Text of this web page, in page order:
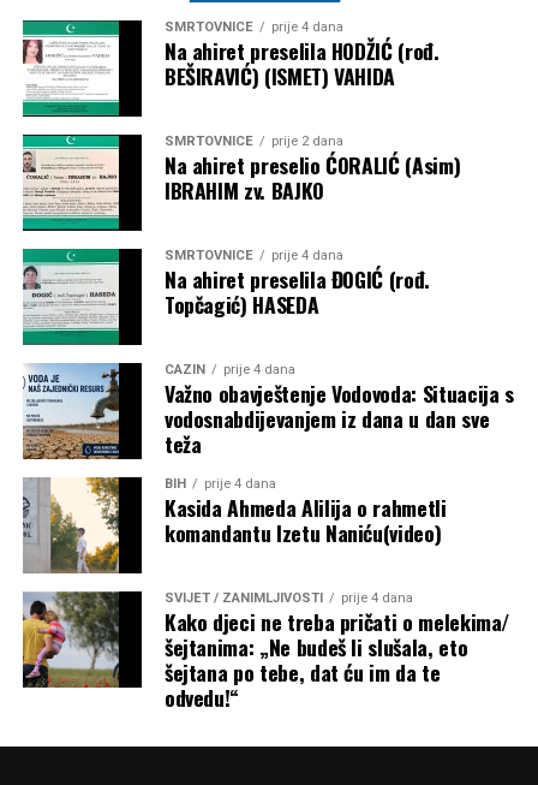
SMRTOVNICE prije 4 dana
Na ahiret preselila HODŽIĆ (rođ.
BEŠIRAVIĆ) (ISMET) VAHIDA
SMRTOVNICE prije 2 dana
Na ahiret preselio ĆORALIĆ (Asim)
IBRAHIM zv. BAJKO
SMRTOVNICE prije 4 dana
Na ahiret preselila ĐOGIĆ (rođ.
Topčagić) HASEDA
CAZIN prije 4 dana
Važno obavještenje Vodovoda: Situacija s
vodosnabdijevanjem iz dana u dan sve
teža
BIH prije 4 dana
Kasida Ahmeda Alilija o rahmetli
komandantu Izetu Naniću(video)
SVIJET / ZANIMLJIVOSTI prije 4 dana
Kako djeci ne treba pričati o melekima/
šejtanima: „Ne budeš li slušala, eto
šejtana po tebe, dat ću im da te
odvedu!“